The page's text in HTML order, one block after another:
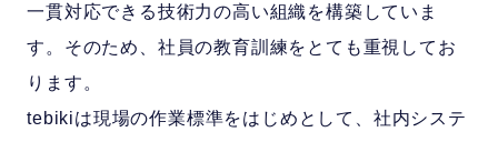
一貫対応できる技術力の高い組織を構築していま
す。そのため、社員の教育訓練をとても重視してお
ります。
tebikiは現場の作業標準をはじめとして、社内システ